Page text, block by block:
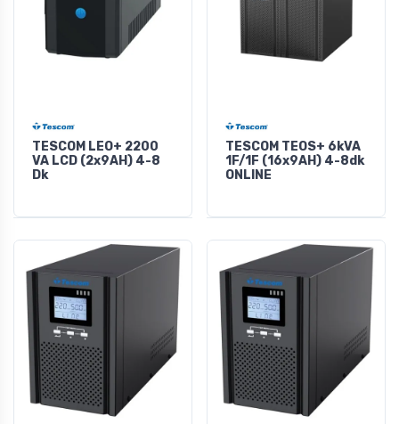
TESCOM LEO+ 2200
VA LCD (2x9AH) 4-8
Dk
TESCOM TEOS+ 6kVA
1F/1F (16x9AH) 4-8dk
ONLINE